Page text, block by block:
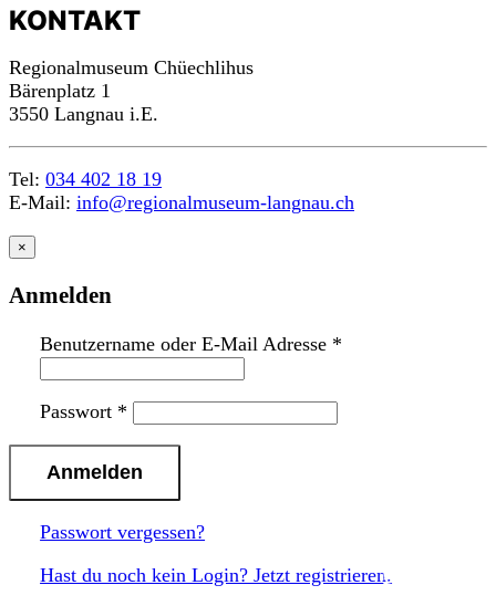
m
a
c
h
mit!
KONTAKT
Regionalmuseum Chüechlihus
Bärenplatz 1
3550 Langnau i.E.
Tel: 034 402 18 19
E-Mail: info@regionalmuseum-langnau.ch
×
Anmelden
Benutzername oder E-Mail Adresse *
Passwort *
Passwort vergessen?
Hast du noch kein Login? Jetzt registrieren.